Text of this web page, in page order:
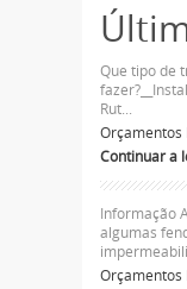
Que tipo de
Rut...
Orçamentos
Continuar a
Informação
algumas
Orçamentos